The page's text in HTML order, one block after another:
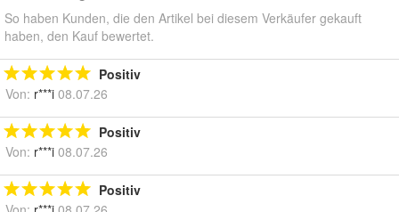
So haben Kunden, die den Artikel bei diesem Verkäufer gekauft
haben, den Kauf bewertet.
Positiv
Von: r***i 08.07.26
Positiv
Von: r***i 08.07.26
Positiv